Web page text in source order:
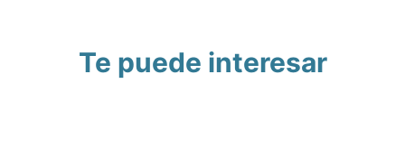
Te puede interesar